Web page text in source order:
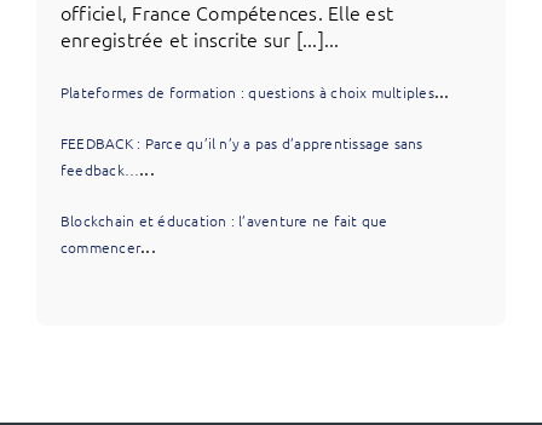
officiel, France Compétences. Elle est
enregistrée et inscrite sur [...]...
Plateformes de formation : questions à choix multiples...
FEEDBACK : Parce qu’il n’y a pas d’apprentissage sans
feedback… ...
Blockchain et éducation : l’aventure ne fait que
commencer...